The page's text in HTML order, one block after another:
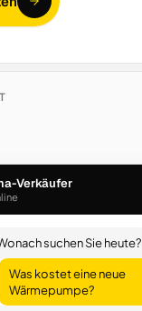
Verkäufer
suchen Sie heute?
Was kostet eine neue
Wärmepumpe?